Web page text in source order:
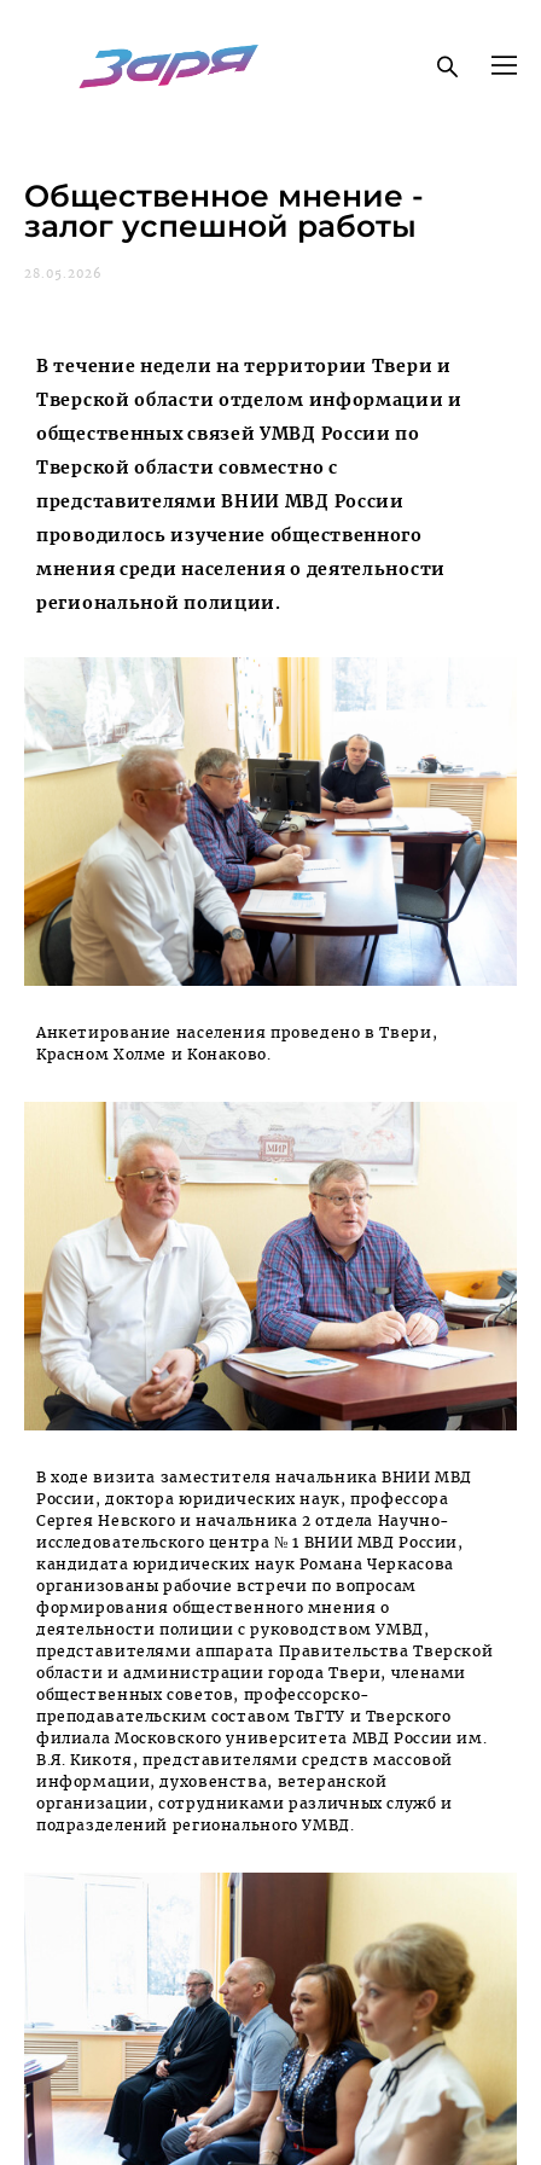
28.05.2026
Общественное мнение -
залог успешной работы
В течение недели на территории Твери и
Тверской области отделом информации и
общественных связей УМВД России по
Тверской области совместно с
представителями ВНИИ МВД России
проводилось изучение общественного
мнения среди населения о деятельности
региональной полиции.
Анкетирование населения проведено в Твери,
Красном Холме и Конаково.
В ходе визита заместителя начальника ВНИИ МВД
России, доктора юридических наук, профессора
Сергея Невского и начальника 2 отдела Научно-
исследовательского центра № 1 ВНИИ МВД России,
кандидата юридических наук Романа Черкасова
организованы рабочие встречи по вопросам
формирования общественного мнения о
деятельности полиции с руководством УМВД,
представителями аппарата Правительства Тверской
области и администрации города Твери, членами
общественных советов, профессорско-
преподавательским составом ТвГТУ и Тверского
филиала Московского университета МВД России им.
В.Я. Кикотя, представителями средств массовой
информации, духовенства, ветеранской
организации, сотрудниками различных служб и
подразделений регионального УМВД.